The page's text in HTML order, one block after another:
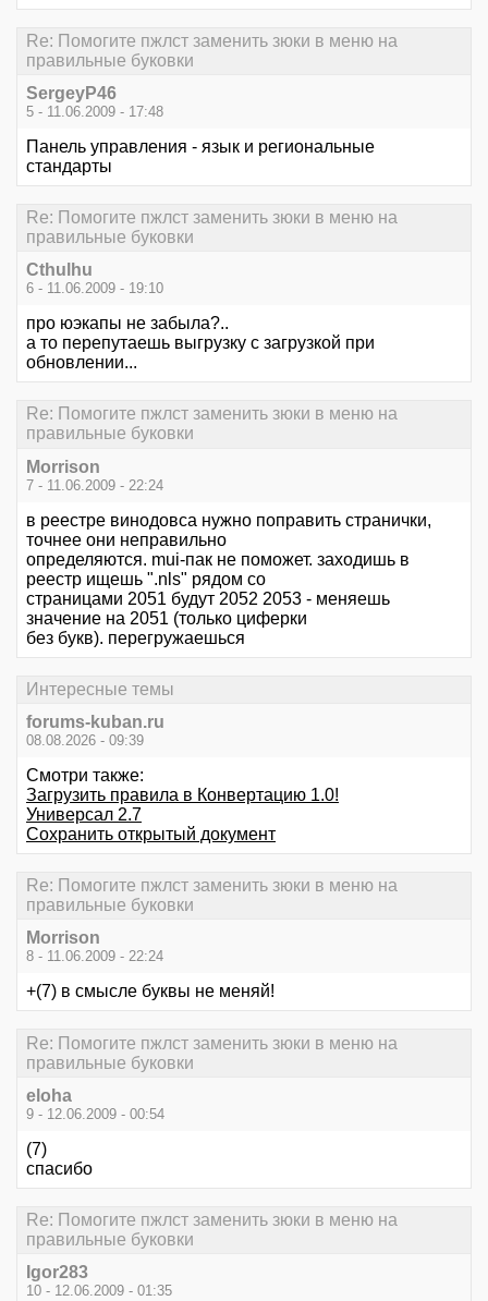
Re: Помогите пжлст заменить зюки в меню на
правильные буковки
SergeyP46
5 - 11.06.2009 - 17:48
Панель управления - язык и региональные
стандарты
Re: Помогите пжлст заменить зюки в меню на
правильные буковки
Cthulhu
6 - 11.06.2009 - 19:10
про юэкапы не забыла?..
а то перепутаешь выгрузку с загрузкой при
обновлении...
Re: Помогите пжлст заменить зюки в меню на
правильные буковки
Morrison
7 - 11.06.2009 - 22:24
в реестре винодовса нужно поправить странички,
точнее они неправильно
определяются. mui-пак не поможет. заходишь в
реестр ищешь ".nls" рядом со
страницами 2051 будут 2052 2053 - меняешь
значение на 2051 (только циферки
без букв). перегружаешься
Интересные темы
forums-kuban.ru
08.08.2026 - 09:39
Смотри также:
Загрузить правила в Конвертацию 1.0!
Универсал 2.7
Сохранить открытый документ
Re: Помогите пжлст заменить зюки в меню на
правильные буковки
Morrison
8 - 11.06.2009 - 22:24
+(7) в смысле буквы не меняй!
Re: Помогите пжлст заменить зюки в меню на
правильные буковки
eloha
9 - 12.06.2009 - 00:54
(7)
спасибо
Re: Помогите пжлст заменить зюки в меню на
правильные буковки
Igor283
10 - 12.06.2009 - 01:35